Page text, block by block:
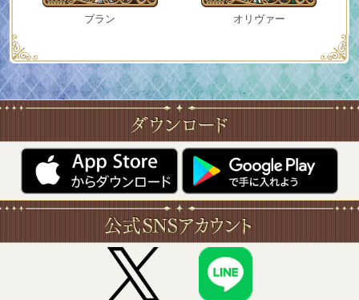
ブラン オリヴァー